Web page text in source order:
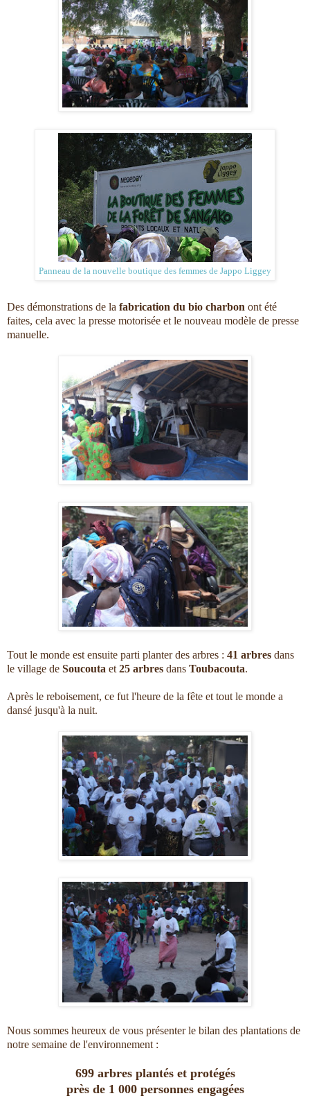
Panneau de la nouvelle boutique des femmes de Jappo Liggey
Des démonstrations de la fabrication du bio charbon ont été
faites, cela avec la presse motorisée et le nouveau modèle de presse
manuelle.
Tout le monde est ensuite parti planter des arbres : 41 arbres dans
le village de Soucouta et 25 arbres dans Toubacouta.
Après le reboisement, ce fut l'heure de la fête et tout le monde a
dansé jusqu'à la nuit.
Nous sommes heureux de vous présenter le bilan des plantations de
notre semaine de l'environnement :
699 arbres plantés et protégés
près de 1 000 personnes engagées